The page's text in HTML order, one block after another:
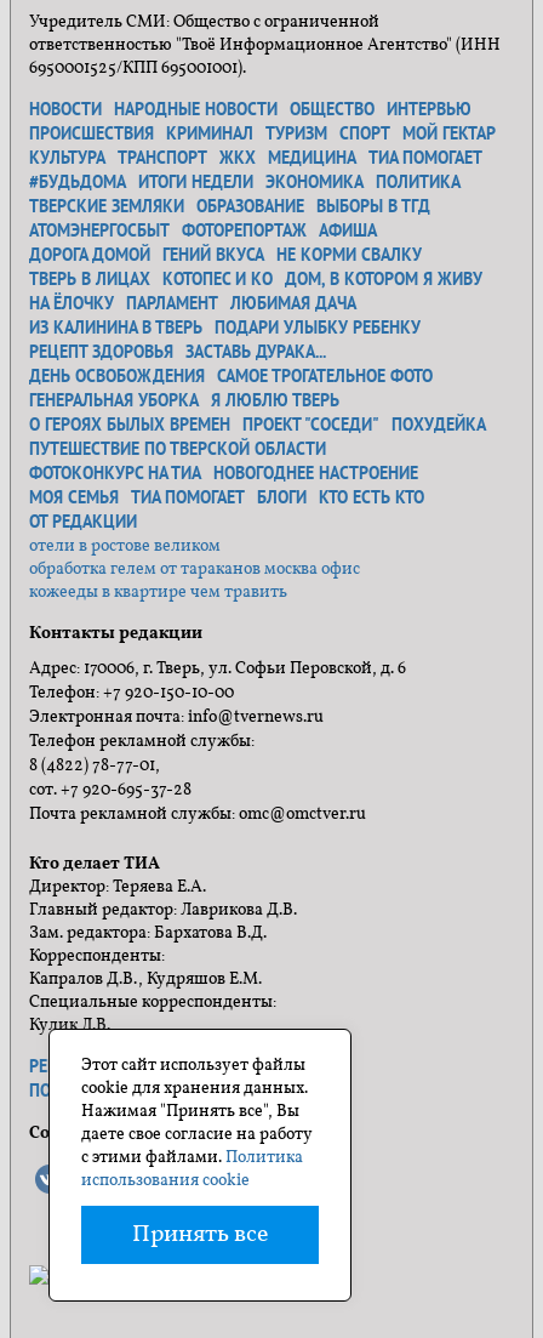
Учредитель СМИ: Общество с ограниченной
ответственностью "Твоё Информационное Агентство" (ИНН
6950001525/КПП 695001001).
НОВОСТИ НАРОДНЫЕ НОВОСТИ ОБЩЕСТВО ИНТЕРВЬЮ
ПРОИСШЕСТВИЯ КРИМИНАЛ ТУРИЗМ СПОРТ МОЙ ГЕКТАР
КУЛЬТУРА ТРАНСПОРТ ЖКХ МЕДИЦИНА ТИА ПОМОГАЕТ
#БУДЬДОМА ИТОГИ НЕДЕЛИ ЭКОНОМИКА ПОЛИТИКА
ТВЕРСКИЕ ЗЕМЛЯКИ ОБРАЗОВАНИЕ ВЫБОРЫ В ТГД
АТОМЭНЕРГОСБЫТ ФОТОРЕПОРТАЖ АФИША
ДОРОГА ДОМОЙ ГЕНИЙ ВКУСА НЕ КОРМИ СВАЛКУ
ТВЕРЬ В ЛИЦАХ КОТОПЕС И КО ДОМ, В КОТОРОМ Я ЖИВУ
НА ЁЛОЧКУ ПАРЛАМЕНТ ЛЮБИМАЯ ДАЧА
ИЗ КАЛИНИНА В ТВЕРЬ ПОДАРИ УЛЫБКУ РЕБЕНКУ
РЕЦЕПТ ЗДОРОВЬЯ ЗАСТАВЬ ДУРАКА...
ДЕНЬ ОСВОБОЖДЕНИЯ САМОЕ ТРОГАТЕЛЬНОЕ ФОТО
ГЕНЕРАЛЬНАЯ УБОРКА Я ЛЮБЛЮ ТВЕРЬ
О ГЕРОЯХ БЫЛЫХ ВРЕМЕН ПРОЕКТ "СОСЕДИ"
ПОХУДЕЙКА
ПУТЕШЕСТВИЕ ПО ТВЕРСКОЙ ОБЛАСТИ
ФОТОКОНКУРС НА ТИА НОВОГОДНЕЕ НАСТРОЕНИЕ
МОЯ СЕМЬЯ ТИА ПОМОГАЕТ БЛОГИ КТО ЕСТЬ КТО
ОТ РЕДАКЦИИ
отели в ростове великом
обработка гелем от тараканов москва офис
кожееды в квартире чем травить
Контакты редакции
Адрес: 170006, г. Тверь, ул. Софьи Перовской, д. 6
Телефон: +7 920-150-10-00
Электронная почта: info@tvernews.ru
Телефон рекламной службы:
8 (4822) 78-77-01,
сот. +7 920-695-37-28
Почта рекламной службы: omc@omctver.ru
Кто делает ТИА
Директор: Теряева Е.А.
Главный редактор: Лаврикова Д.В.
Зам. редактора: Бархатова В.Д.
Корреспонденты:
Капралов Д.В., Кудряшов Е.М.
Специальные корреспонденты:
Кулик Л.В.
РЕКЛАМА ПРАВИЛА САЙТА
ПОЛИТИКА КОНФИДЕНЦИАЛЬНОСТИ
Социальные сети
Этот сайт использует файлы
cookie для хранения данных.
Нажимая "Принять все", Вы
даете свое согласие на работу
с этими файлами.Политика
использования cookie
Принять все